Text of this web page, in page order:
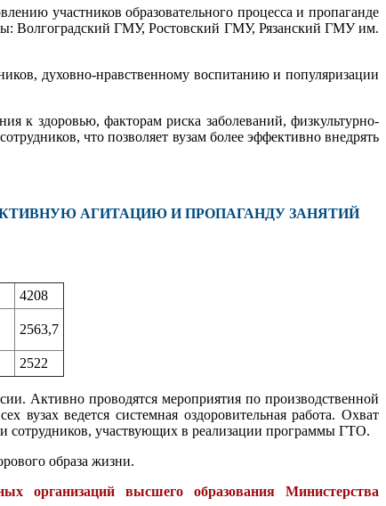
участников образовательного процесса и пропаганде
Волгоградский ГМУ, Ростовский ГМУ, Рязанский ГМУ им.
духовно-нравственному воспитанию и популяризации
к здоровью, факторам риска заболеваний, физкультурно-
что позволяет вузам более эффективно внедрять
АГИТАЦИЮ И ПРОПАГАНДУ ЗАНЯТИЙ
4208
2563,7
2522
Активно проводятся мероприятия по производственной
ведется системная оздоровительная работа. Охват
сотрудников, участвующих в реализации программы ГТО.
образа жизни.
организаций высшего образования Министерства